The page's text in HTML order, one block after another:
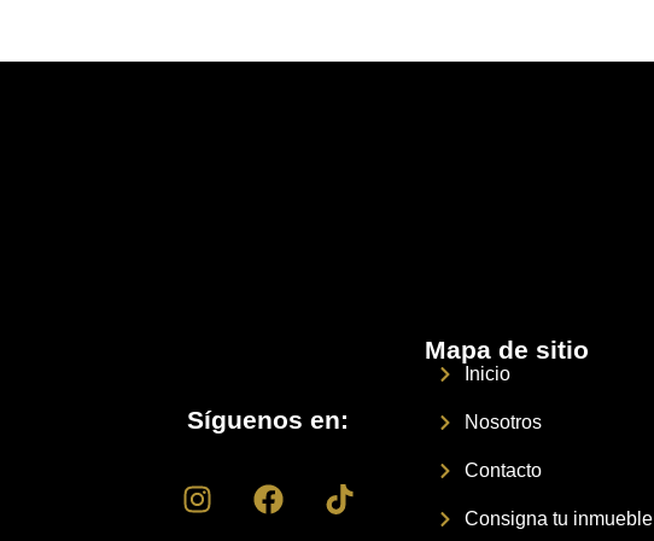
Síguenos en:
Mapa de sitio
Inicio
Nosotros
Contacto
Consigna tu inmueble